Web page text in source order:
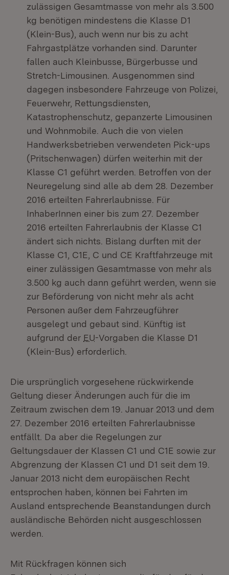
zulässigen Gesamtmasse von mehr als 3.500
kg benötigen mindestens die Klasse D1
(Klein-Bus), auch wenn nur bis zu acht
Fahrgastplätze vorhanden sind. Darunter
fallen auch Kleinbusse, Bürgerbusse und
Stretch-Limousinen. Ausgenommen sind
dagegen insbesondere Fahrzeuge von Polizei,
Feuerwehr, Rettungsdiensten,
Katastrophenschutz, gepanzerte Limousinen
und Wohnmobile. Auch die von vielen
Handwerksbetrieben verwendeten Pick-ups
(Pritschenwagen) dürfen weiterhin mit der
Klasse C1 geführt werden. Betroffen von der
Neuregelung sind alle ab dem 28. Dezember
2016 erteilten Fahrerlaubnisse. Für
InhaberInnen einer bis zum 27. Dezember
2016 erteilten Fahrerlaubnis der Klasse C1
ändert sich nichts. Bislang durften mit der
Klasse C1, C1E, C und CE Kraftfahrzeuge mit
einer zulässigen Gesamtmasse von mehr als
3.500 kg auch dann geführt werden, wenn sie
zur Beförderung von nicht mehr als acht
Personen außer dem Fahrzeugführer
ausgelegt und gebaut sind. Künftig ist
aufgrund der EU-Vorgaben die Klasse D1
(Klein-Bus) erforderlich.
Die ursprünglich vorgesehene rückwirkende
Geltung dieser Änderungen auch für die im
Zeitraum zwischen dem 19. Januar 2013 und dem
27. Dezember 2016 erteilten Fahrerlaubnisse
entfällt. Da aber die Regelungen zur
Geltungsdauer der Klassen C1 und C1E sowie zur
Abgrenzung der Klassen C1 und D1 seit dem 19.
Januar 2013 nicht dem europäischen Recht
entsprochen haben, können bei Fahrten im
Ausland entsprechende Beanstandungen durch
ausländische Behörden nicht ausgeschlossen
werden.
Mit Rückfragen können sich